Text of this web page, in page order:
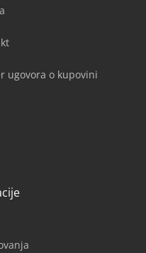
ugovora o kupovini